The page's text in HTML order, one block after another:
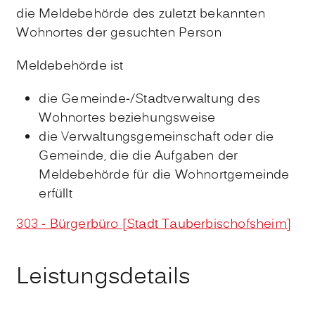
die Meldebehörde des zuletzt bekannten
Wohnortes der gesuchten Person
Meldebehörde ist
die Gemeinde-/Stadtverwaltung des
Wohnortes beziehungsweise
die Verwaltungsgemeinschaft oder die
Gemeinde, die die Aufgaben der
Meldebehörde für die Wohnortgemeinde
erfüllt
303 - Bürgerbüro [Stadt Tauberbischofsheim]
Leistungsdetails